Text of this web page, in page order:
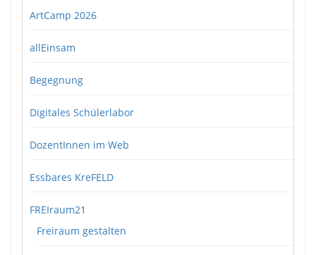
ArtCamp 2026
allEinsam
Begegnung
Digitales Schülerlabor
DozentInnen im Web
Essbares KreFELD
FREIraum21
Freiraum gestalten